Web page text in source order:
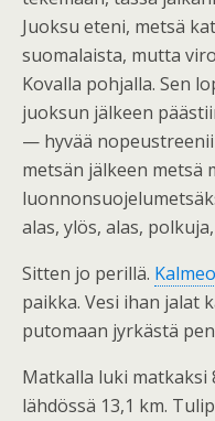
Juoksu eteni, metsä
suomalaista, mutta
Kovalla pohjalla. Sen
juoksun jälkeen
— hyvää
metsän jälkeen metsä
alas, ylös, alas,
Sitten jo perillä.
paikka. Vesi ihan jalat
putomaan jyrkästä
Matkalla luki matkaksi
lähdössä 13,1 km.